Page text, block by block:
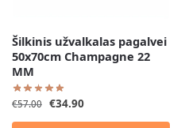
Šilkinis užvalkalas pagalvei
50x70cm Champagne 22
MM
€57.00 €34.90